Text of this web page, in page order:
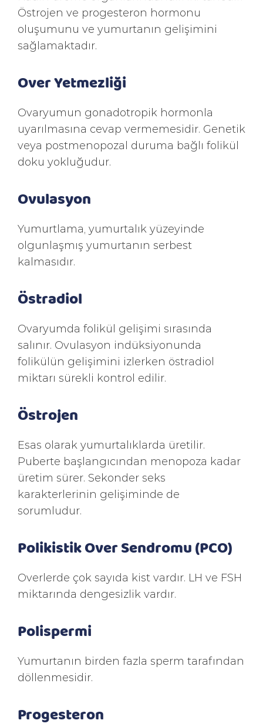
Östrojen ve progesteron hormonu
oluşumunu ve yumurtanın gelişimini
sağlamaktadır.
Over Yetmezliği
Ovaryumun gonadotropik hormonla
uyarılmasına cevap vermemesidir. Genetik
veya postmenopozal duruma bağlı folikül
doku yokluğudur.
Ovulasyon
Yumurtlama, yumurtalık yüzeyinde
olgunlaşmış yumurtanın serbest
kalmasıdır.
Östradiol
Ovaryumda folikül gelişimi sırasında
salınır. Ovulasyon indüksiyonunda
folikülün gelişimini izlerken östradiol
miktarı sürekli kontrol edilir.
Östrojen
Esas olarak yumurtalıklarda üretilir.
Puberte başlangıcından menopoza kadar
üretim sürer. Sekonder seks
karakterlerinin gelişiminde de
sorumludur.
Polikistik Over Sendromu (PCO)
Overlerde çok sayıda kist vardır. LH ve FSH
miktarında dengesizlik vardır.
Polispermi
Yumurtanın birden fazla sperm tarafından
döllenmesidir.
Progesteron